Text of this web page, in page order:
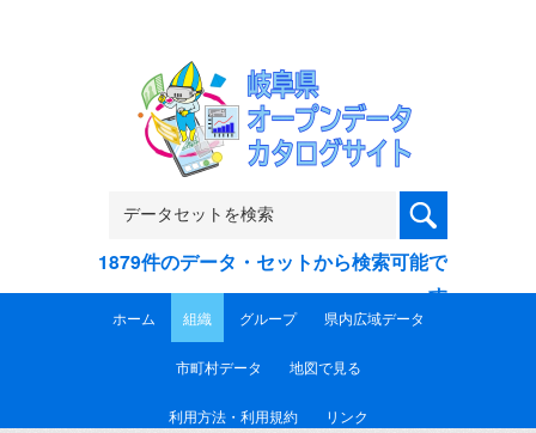
1879件のデータ・セットから検索可能で
す
ホーム 組織 グループ 県内広域データ
市町村データ 地図で見る
利用方法・利用規約 リンク